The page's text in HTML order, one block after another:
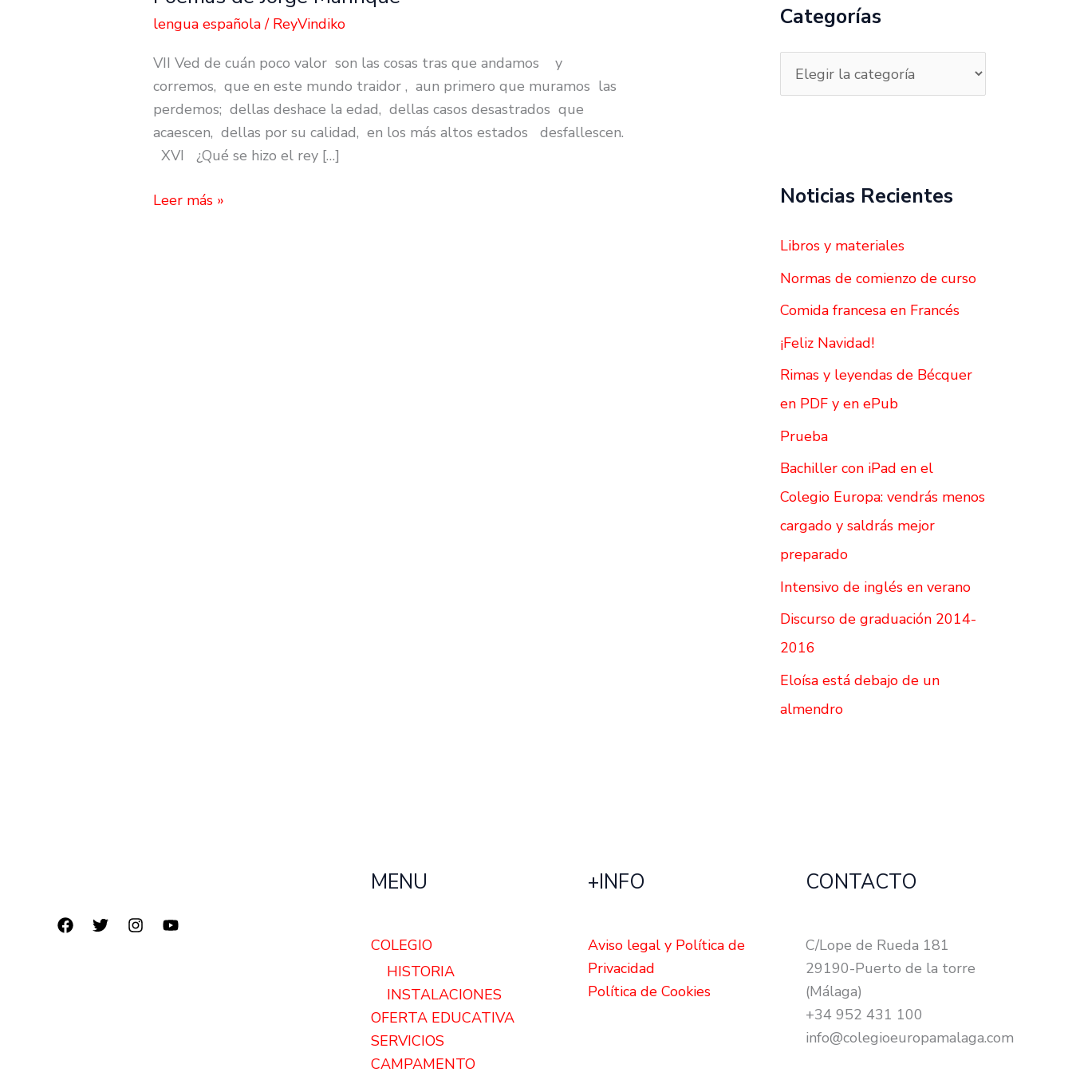
lengua española/ ReyVindiko
VII Ved de cuán poco valor son las cosas tras que andamos y
corremos, que en este mundo traidor , aun primero que muramos las
perdemos; dellas deshace la edad, dellas casos desastrados que
acaescen, dellas por su calidad, en los más altos estados desfallescen.
XVI ¿Qué se hizo el rey […]
de
Manrique
Leer más »
a
o
Categorías
Noticias Recientes
Libros y materiales
Normas de comienzo de curso
Comida francesa en Francés
¡Feliz Navidad!
Rimas y leyendas de Bécquer
en PDF y en ePub
Prueba
Bachiller con iPad en el
Colegio Europa: vendrás menos
cargado y saldrás mejor
preparado
Intensivo de inglés en verano
Discurso de graduación 2014-
2016
Eloísa está debajo de un
almendro
MENU
COLEGIO
HISTORIA
INSTALACIONES
OFERTA EDUCATIVA
SERVICIOS
CAMPAMENTO
+INFO
Aviso legal y Política de
Privacidad
Política de Cookies
CONTACTO
C/Lope de Rueda 181
29190-Puerto de la torre
(Málaga)
+34 952 431 100
info@colegioeuropamalaga.com